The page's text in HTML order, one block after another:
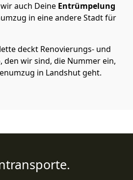
auch Deine Entrümpelung
in eine andere Stadt für
deckt Renovierungs- und
den wir sind, die Nummer ein,
in Landshut geht.